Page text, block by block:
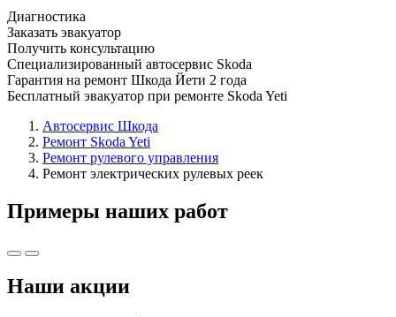
Диагностика
Заказать эвакуатор
Получить консультацию
Специализированный автосервис Skoda
Гарантия на ремонт Шкода Йети 2 года
Бесплатный эвакуатор при ремонте Skoda Yeti
Автосервис Шкода
Ремонт Skoda Yeti
Ремонт рулевого управления
Ремонт электрических рулевых реек
Примеры наших работ
Наши акции